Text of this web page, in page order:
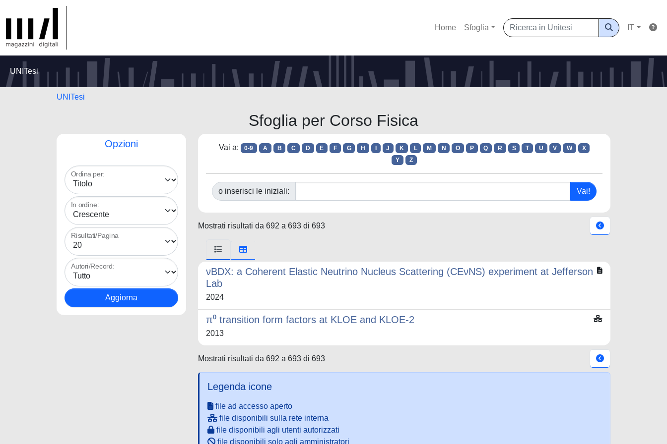
Home Sfoglia IT
UNITesi
UNITesi
Sfoglia per Corso Fisica
Opzioni
Ordina per:
In ordine:
Risultati/Pagina
Autori/Record:
Vai a: 0-9 A B C D E F G H J K L M N O P Q R S T U V W
X
Y
Z
o inserisci le iniziali:
Mostrati risultati da 692 a 693 di 693
νBDX: a Coherent Elastic Neutrino Nucleus Scattering (CEνNS) experiment at Jefferson
Lab
2024
π⁰ transition form factors at KLOE and KLOE-2
2013
Mostrati risultati da 692 a 693 di 693
Legenda icone
file ad accesso aperto
file disponibili sulla rete interna
file disponibili agli utenti autorizzati
file disponibili solo agli amministratori